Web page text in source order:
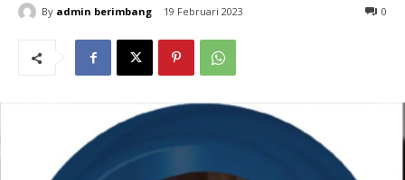
By admin berimbang 19 Februari 2023 0